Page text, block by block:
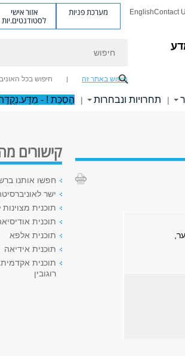
Contact
English מערכת פניות אזור אישי
לסטודנטים.יות
חיפוש באתר זה חיפוש בכל
| תחרויות ונבחרות | הֶסְכֵּת ! -
קישורים
חפשו אותנו
ישר
תוכנית
תוכנית
תוכנית אלפא
תוכנית אידיאה
תוכנית
רוגובין